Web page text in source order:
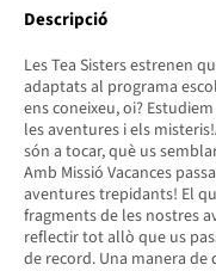
Descripció
Les Tea Sisters estrenen
adaptats al programa
ens coneixeu, oi?
les aventures i els
són a tocar, què us
Amb Missió Vacances
aventures trepidants! El
fragments de les nostres
reflectir tot allò que us
de record. Una manera